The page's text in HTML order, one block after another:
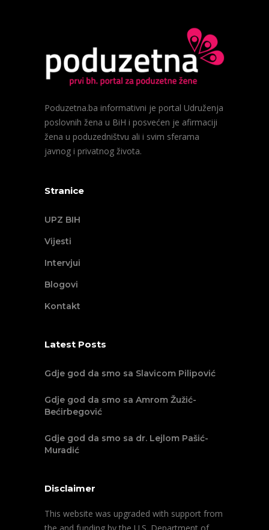
Poduzetna.ba informativni je portal Udruženja
poslovnih žena u BiH i posvećen je afirmaciji
žena u poduzedništvu ali i svim sferama
javnog i privatnog života.
Stranice
UPZ BIH
Vijesti
Intervjui
Blogovi
Kontakt
Latest Posts
Gdje god da smo sa Slavicom Pilipović
Gdje god da smo sa Amrom Žužić-
Bećirbegović
Gdje god da smo sa dr. Lejlom Pašić-
Muradić
Disclaimer
This website was upgraded with support from